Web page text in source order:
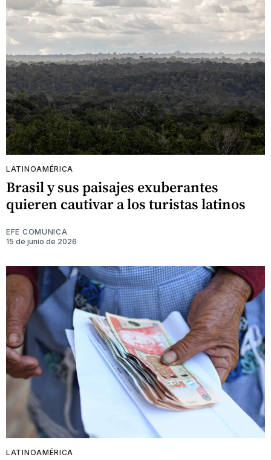
LATINOAMÉRICA
Brasil y sus paisajes exuberantes
quieren cautivar a los turistas latinos
EFE COMUNICA
15 de junio de 2026
LATINOAMÉRICA